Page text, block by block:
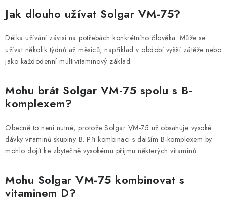
Jak dlouho užívat Solgar VM-75?
Délka užívání závisí na potřebách konkrétního člověka. Může se
užívat několik týdnů až měsíců, například v období vyšší zátěže nebo
jako každodenní multivitaminový základ.
Mohu brát Solgar VM-75 spolu s B-
komplexem?
Obecně to není nutné, protože Solgar VM-75 už obsahuje vysoké
dávky vitaminů skupiny B. Při kombinaci s dalším B-komplexem by
mohlo dojít ke zbytečně vysokému příjmu některých vitaminů.
Mohu Solgar VM-75 kombinovat s
vitaminem D?